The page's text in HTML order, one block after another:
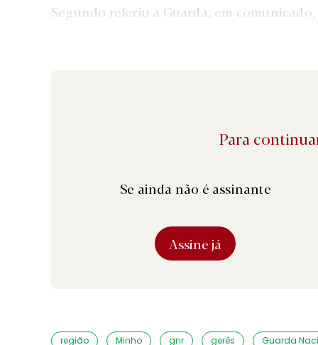
Segundo referiu a Guarda, em
Para
Se ainda não é assinante
Assine já
região Minho gnr gerês Guarda